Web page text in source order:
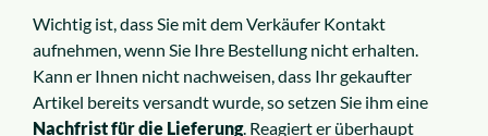
Wichtig ist, dass Sie mit dem Verkäufer Kontakt
aufnehmen, wenn Sie Ihre Bestellung nicht erhalten.
Kann er Ihnen nicht nachweisen, dass Ihr gekaufter
Artikel bereits versandt wurde, so setzen Sie ihm eine
Nachfrist für die Lieferung. Reagiert er überhaupt